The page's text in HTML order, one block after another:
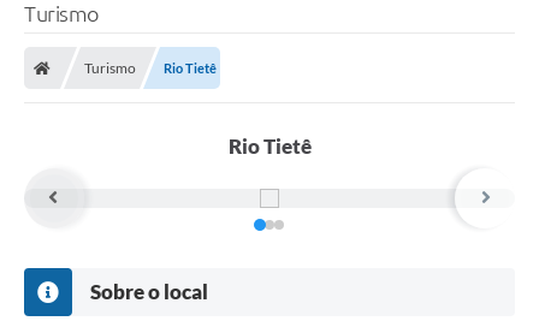
Turismo
Turismo Rio Tietê
Rio Tietê
Sobre o local